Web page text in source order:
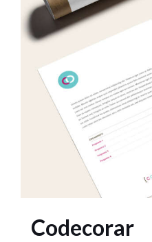
Codecorar